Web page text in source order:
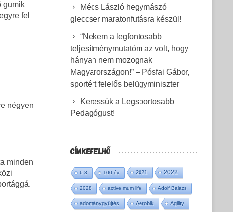
gumik
fel
négyen
minden
Mécs László hegymászó
gleccser maratonfutásra készül!
“Nekem a legfontosabb
teljesítménymutatóm az volt, hogy
hányan nem mozognak
Magyarországon!” – Pósfai Gábor,
sportért felelős belügyminiszter
Keressük a Legsportosabb
Pedagógust!
CÍMKEFELHŐ
6:3 100 év 2021 2022
2028 active mum life Adolf Balázs
adománygyűjtés Aerobik Agility